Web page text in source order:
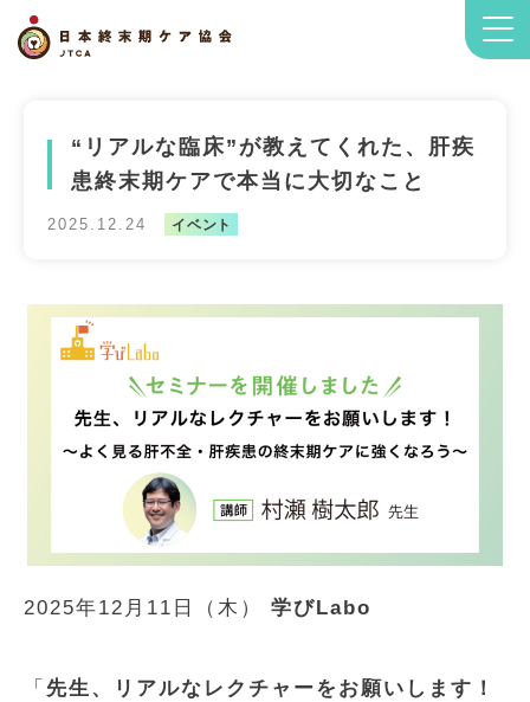
“リアルな臨床”が教えてくれた、肝疾
患終末期ケアで本当に大切なこと
2025.12.24 イベント
2025年12月11日（木） 学びLabo
「 先生、リアルなレクチャーをお願いします！